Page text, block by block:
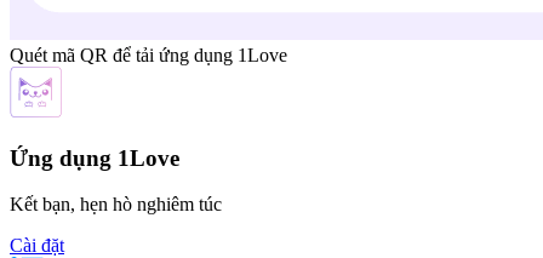
Quét mã QR để tải ứng dụng 1Love
Ứng dụng 1Love
Kết bạn, hẹn hò nghiêm túc
Cài đặt